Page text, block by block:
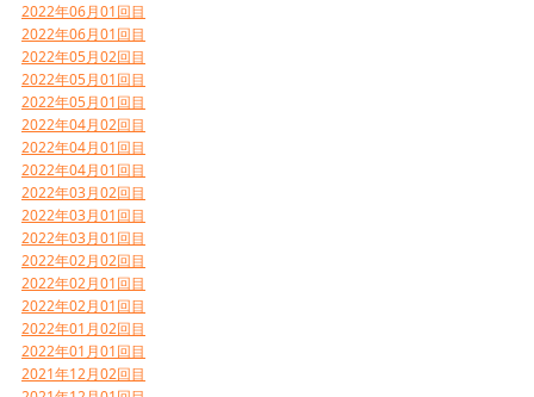
2022年06月01回目
2022年06月01回目
2022年05月02回目
2022年05月01回目
2022年05月01回目
2022年04月02回目
2022年04月01回目
2022年04月01回目
2022年03月02回目
2022年03月01回目
2022年03月01回目
2022年02月02回目
2022年02月01回目
2022年02月01回目
2022年01月02回目
2022年01月01回目
2021年12月02回目